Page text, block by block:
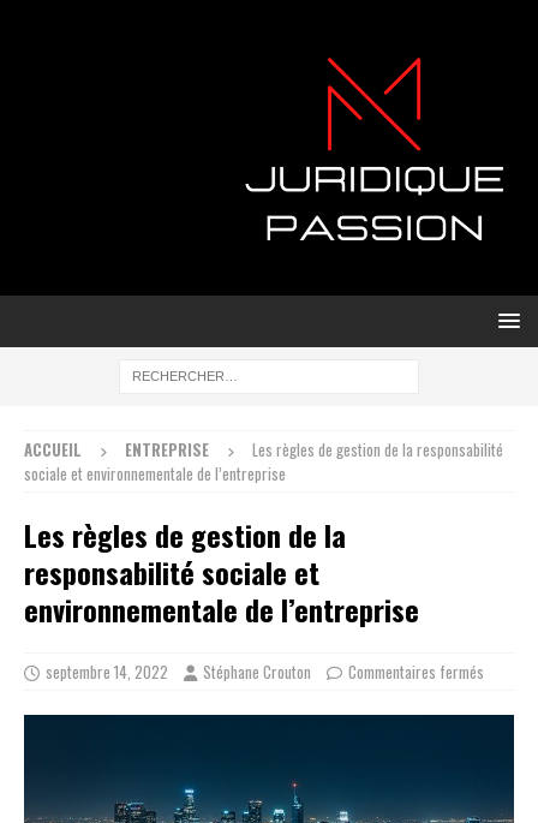
ACCUEIL ENTREPRISE
Les règles de gestion de la responsabilité
sociale et environnementale de l’entreprise
Les règles de gestion de la
responsabilité sociale et
environnementale de l’entreprise
septembre 14, 2022 Stéphane Crouton Commentaires fermés